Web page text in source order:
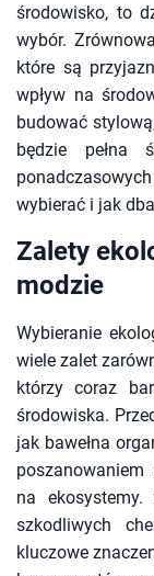
środowisko, to
wybór.
które są
wpływ na
budować
będzie pełna
wybierać i jak
Zalety
modzie
Wybieranie
wiele zalet
którzy coraz
środowiska.
jak bawełna
na
szkodliwych
kluczowe